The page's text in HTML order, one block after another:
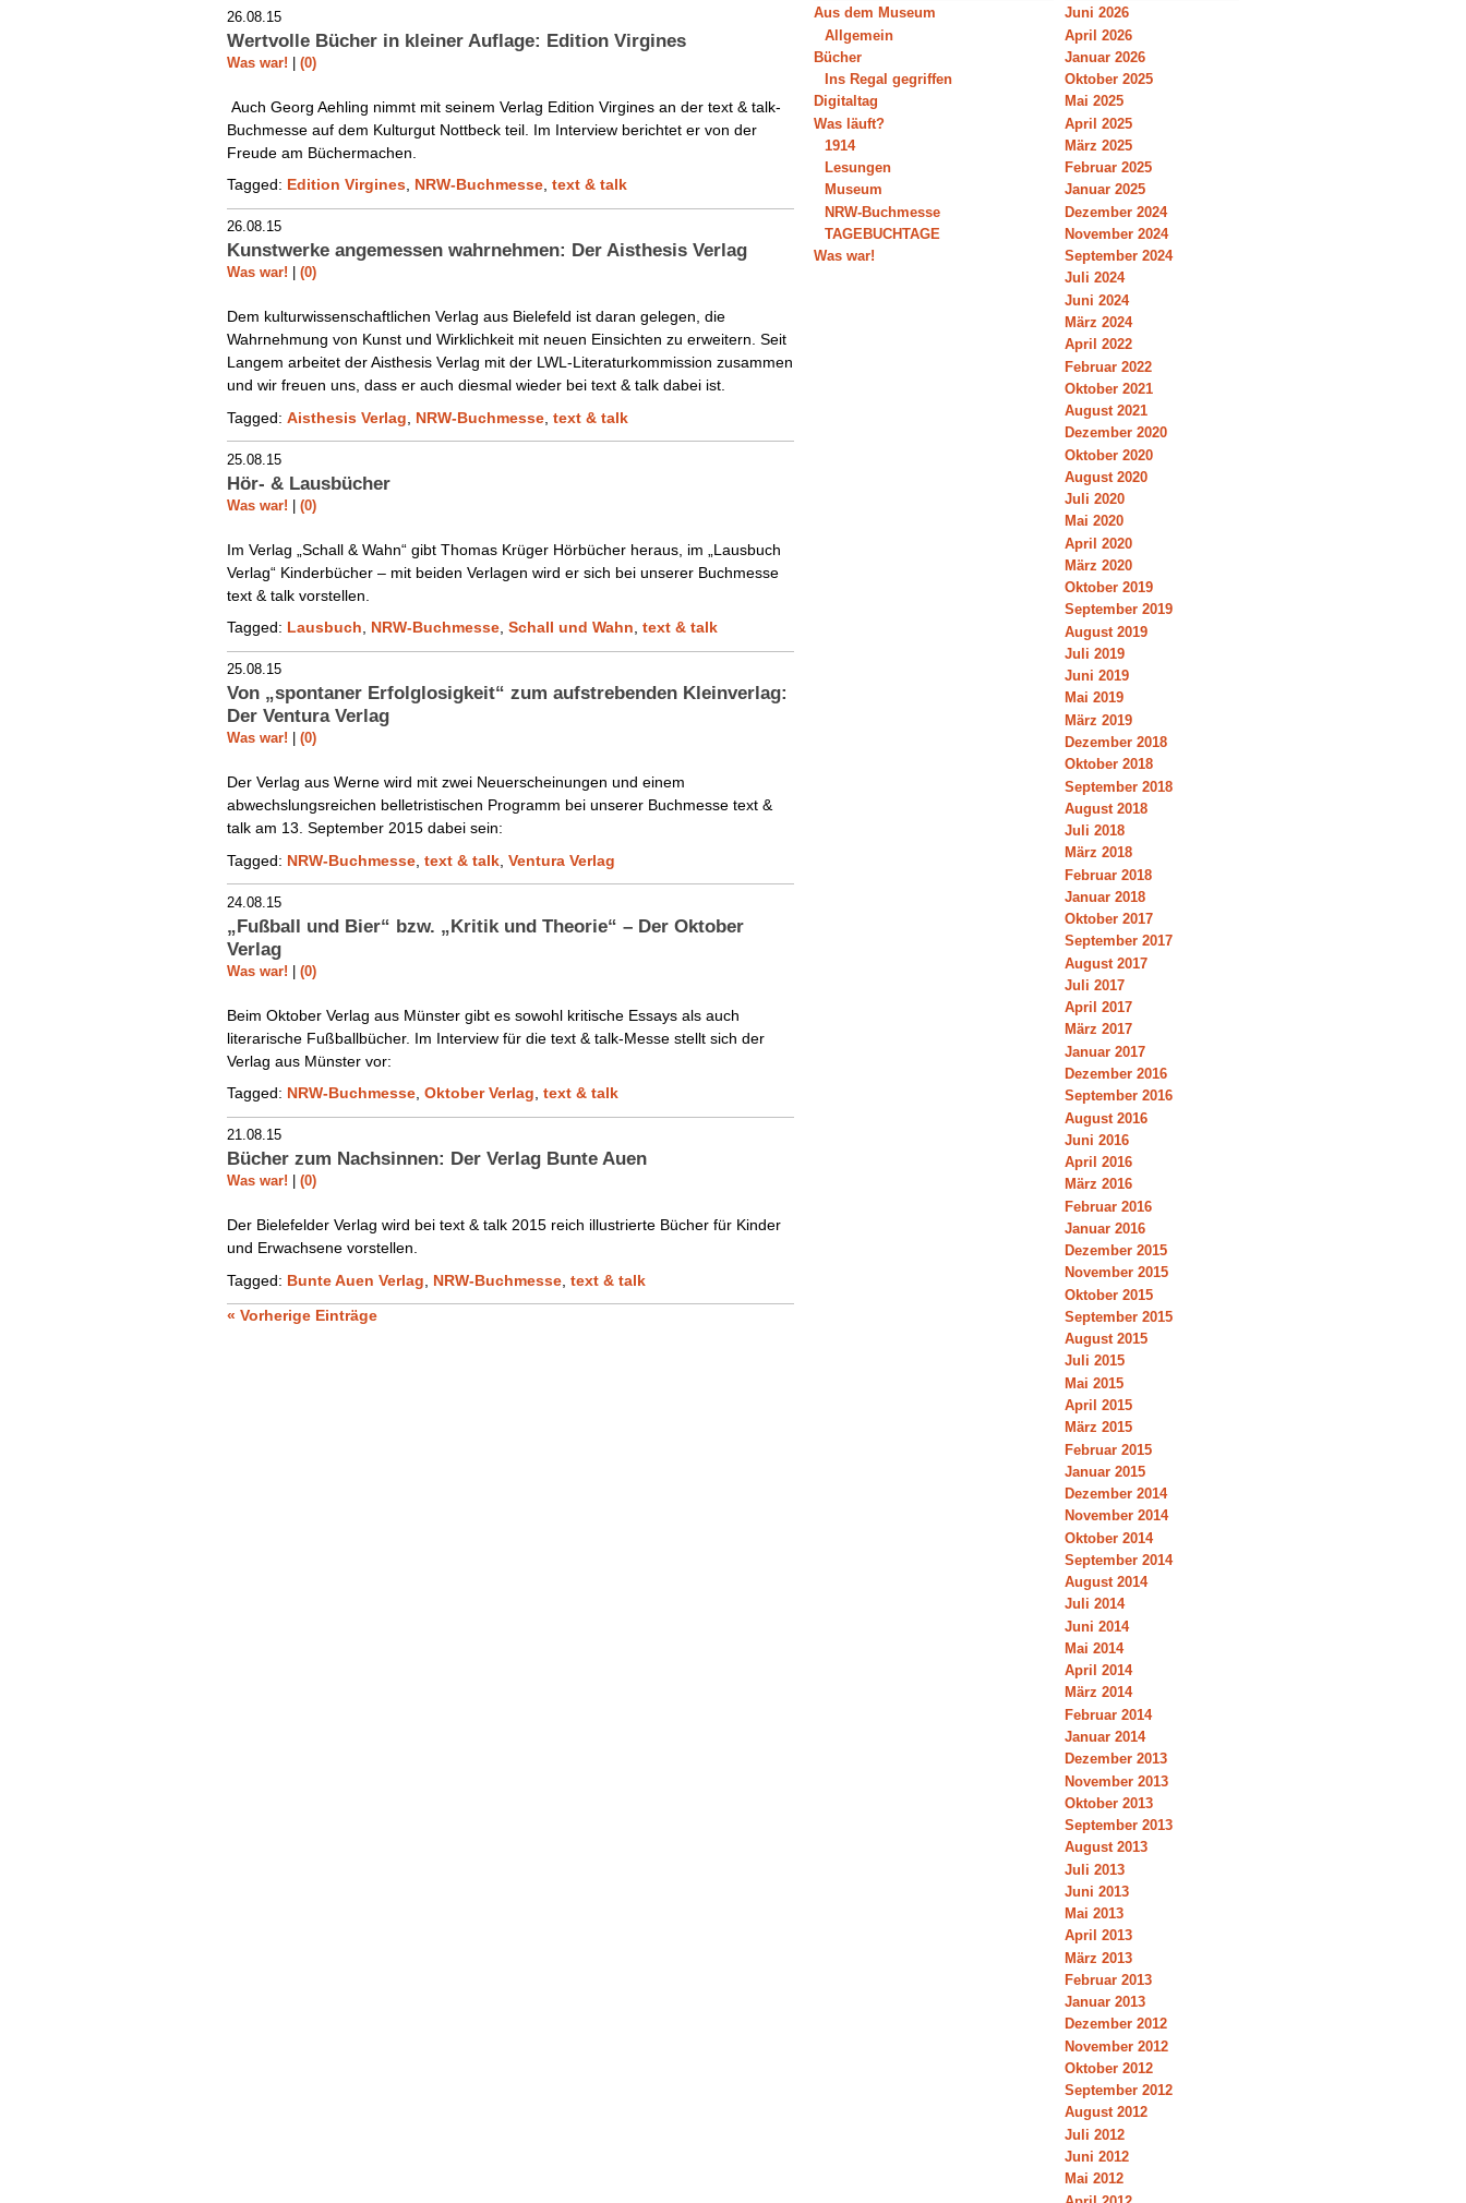
26.08.15
Wertvolle Bücher in kleiner Auflage: Edition Virgines
Was war! (0)
Auch Georg Aehling nimmt mit seinem Verlag Edition Virgines an der text & talk-
Buchmesse auf dem Kulturgut Nottbeck teil. Im Interview berichtet er von der
Freude am Büchermachen.
Tagged: Edition Virgines, NRW-Buchmesse, text & talk
26.08.15
Kunstwerke angemessen wahrnehmen: Der Aisthesis Verlag
Was war! (0)
Dem kulturwissenschaftlichen Verlag aus Bielefeld ist daran gelegen, die
Wahrnehmung von Kunst und Wirklichkeit mit neuen Einsichten zu erweitern. Seit
Langem arbeitet der Aisthesis Verlag mit der LWL-Literaturkommission zusammen
und wir freuen uns, dass er auch diesmal wieder bei text & talk dabei ist.
Tagged: Aisthesis Verlag NRW-Buchmesse text & talk
25.08.15
Hör- & Lausbücher
Was war! (0)
Im Verlag „Schall & Wahn“ gibt Thomas Krüger Hörbücher heraus, im „Lausbuch
Verlag“ Kinderbücher – mit beiden Verlagen wird er sich bei unserer Buchmesse
text & talk vorstellen.
Tagged: Lausbuch, NRW-Buchmesse, Schall und Wahn, text & talk
25.08.15
Von „spontaner Erfolglosigkeit“ zum aufstrebenden Kleinverlag:
Der Ventura Verlag
Was war! (0)
Der Verlag aus Werne wird mit zwei Neuerscheinungen und einem
abwechslungsreichen belletristischen Programm bei unserer Buchmesse text &
talk am 13. September 2015 dabei sein:
Tagged: NRW-Buchmesse text & talk Ventura Verlag
24.08.15
„Fußball und Bier“ bzw. „Kritik und Theorie“ – Der Oktober
Verlag
Was war! (0)
Beim Oktober Verlag aus Münster gibt es sowohl kritische Essays als auch
literarische Fußballbücher. Im Interview für die text & talk-Messe stellt sich der
Verlag aus Münster vor:
Tagged: NRW-Buchmesse, Oktober Verlag, text & talk
21.08.15
Bücher zum Nachsinnen: Der Verlag Bunte Auen
Was war! (0)
Der Bielefelder Verlag wird bei text & talk 2015 reich illustrierte Bücher für Kinder
und Erwachsene vorstellen.
Tagged: Bunte Auen Verlag NRW-Buchmesse text & talk
« Vorherige Einträge
Juni 2026
April 2026
Januar 2026
Oktober 2025
Mai 2025
April 2025
März 2025
Februar 2025
Januar 2025
Dezember 2024
November 2024
September 2024
Juli 2024
Juni 2024
März 2024
April 2022
Februar 2022
Oktober 2021
August 2021
Dezember 2020
Oktober 2020
August 2020
Juli 2020
Mai 2020
April 2020
März 2020
Oktober 2019
September 2019
August 2019
Juli 2019
Juni 2019
Mai 2019
März 2019
Dezember 2018
Oktober 2018
September 2018
August 2018
Juli 2018
März 2018
Februar 2018
Januar 2018
Oktober 2017
September 2017
August 2017
Juli 2017
April 2017
März 2017
Januar 2017
Dezember 2016
September 2016
August 2016
Juni 2016
April 2016
März 2016
Februar 2016
Januar 2016
Dezember 2015
November 2015
Oktober 2015
September 2015
August 2015
Juli 2015
Mai 2015
April 2015
März 2015
Februar 2015
Januar 2015
Dezember 2014
November 2014
Oktober 2014
September 2014
August 2014
Juli 2014
Juni 2014
Mai 2014
April 2014
März 2014
Februar 2014
Januar 2014
Dezember 2013
November 2013
Oktober 2013
September 2013
August 2013
Juli 2013
Juni 2013
Mai 2013
April 2013
März 2013
Februar 2013
Januar 2013
Dezember 2012
November 2012
Oktober 2012
September 2012
August 2012
Juli 2012
Juni 2012
Mai 2012
Aus dem Museum
Allgemein
Bücher
Ins Regal gegriffen
Digitaltag
Was läuft?
1914
Lesungen
Museum
NRW-Buchmesse
TAGEBUCHTAGE
Was war!